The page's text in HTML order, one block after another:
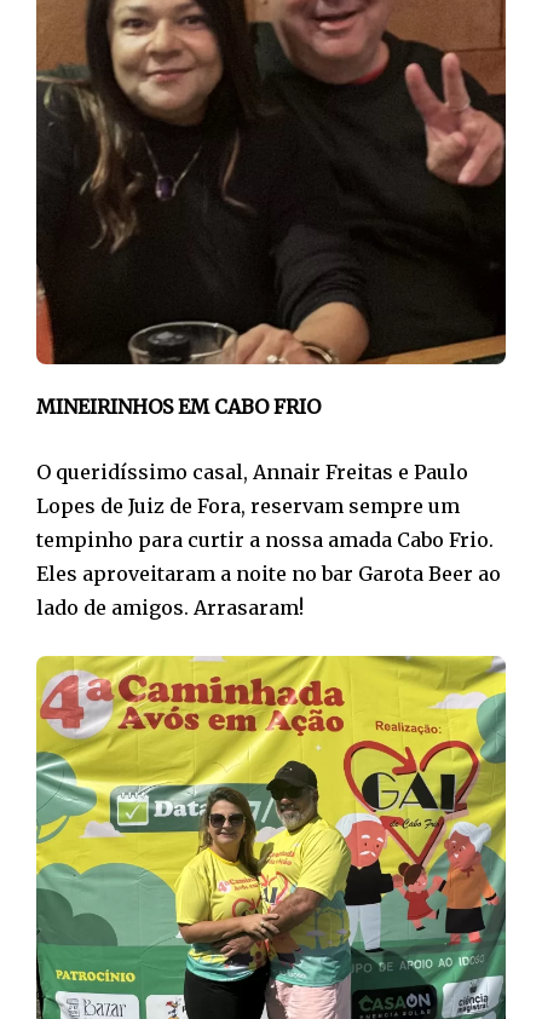
MINEIRINHOS EM CABO FRIO
O queridíssimo casal, Annair Freitas e Paulo
Lopes de Juiz de Fora, reservam sempre um
tempinho para curtir a nossa amada Cabo Frio.
Eles aproveitaram a noite no bar Garota Beer ao
lado de amigos. Arrasaram!